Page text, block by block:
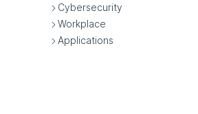
Cybersecurity
Workplace
Applications